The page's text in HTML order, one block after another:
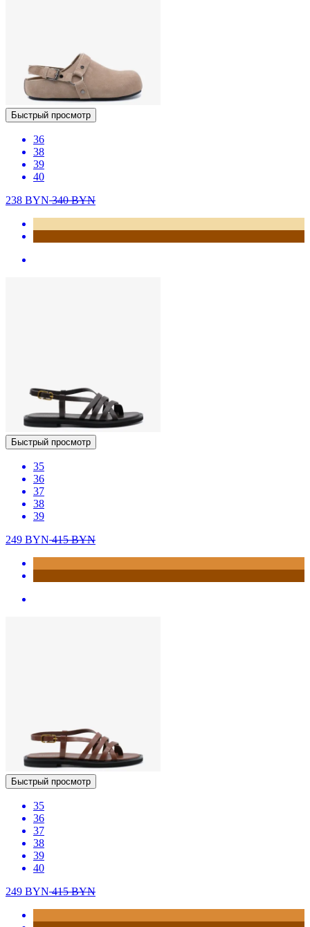
Быстрый просмотр
36
38
39
40
238 BYN340BYN
Быстрый просмотр
35
36
37
38
39
249 BYN415BYN
Быстрый просмотр
35
36
37
38
39
40
249 BYN415BYN